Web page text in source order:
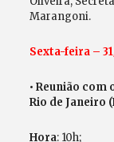
Marangoni.
Sexta-feira –
• Reunião
Rio de Janeiro
Hora: 10h;